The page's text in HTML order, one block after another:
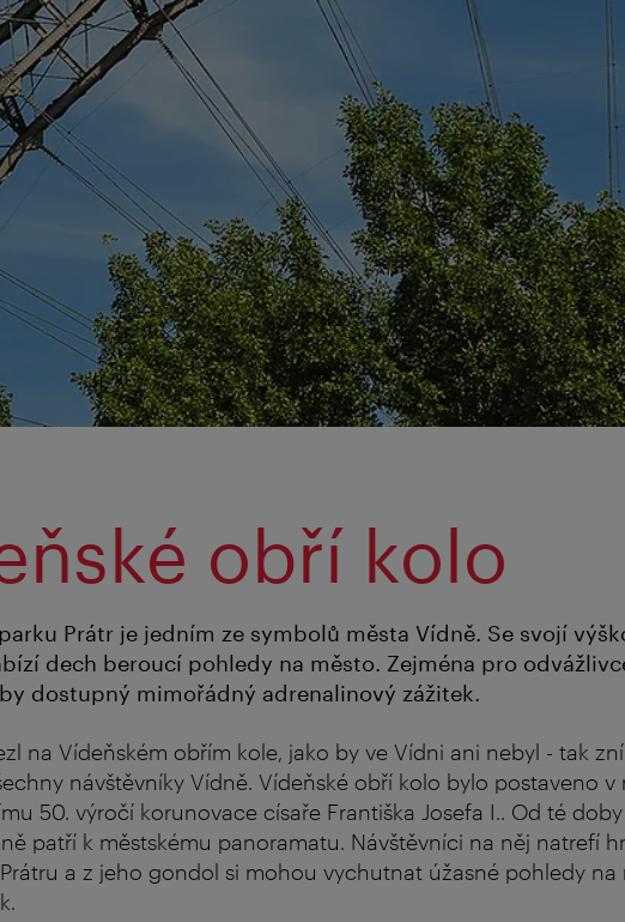
obří kolo
Prátr je jedním ze symbolů města Vídně. Se svojí
dech beroucí pohledy na město. Zejména pro
dostupný mimořádný adrenalinový zážitek.
na Vídeňském obřím kole, jako by ve Vídni ani nebyl - tak
návštěvníky Vídně. Vídeňské obří kolo bylo postaveno v
50. výročí korunovace císaře Františka Josefa I.. Od té doby
patří k městskému panoramatu. Návštěvníci na něj natrefí
a z jeho gondol si mohou vychutnat úžasné pohledy na